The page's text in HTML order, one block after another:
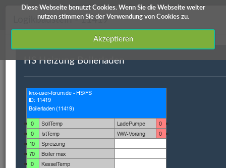
Diese Webseite benutzt Cookies. Wenn Sie die Webseite weiter
nutzen stimmen Sie der Verwendung von Cookies zu.
Akzeptieren
knx-user-forum Service
ETS Produktdatenbanken
Downloads
Logikbaustein - 11419
HS Heizung Boilerladen